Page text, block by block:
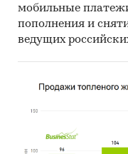
мобильные
пополнения и
ведущих